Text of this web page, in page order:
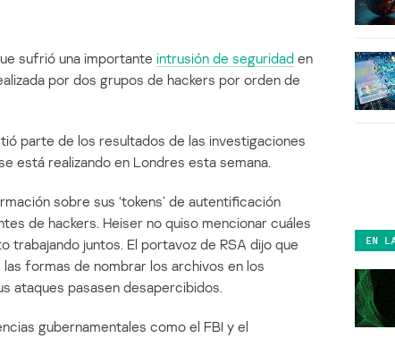
sufrió una importante intrusión de seguridad en
por dos grupos de hackers por orden de
parte de los resultados de las investigaciones
está realizando en Londres esta semana.
sobre sus ‘tokens’ de autentificación
de hackers. Heiser no quiso mencionar cuáles
trabajando juntos. El portavoz de RSA dijo que
formas de nombrar los archivos en los
ataques pasasen desapercibidos.
gubernamentales como el FBI y el
EN